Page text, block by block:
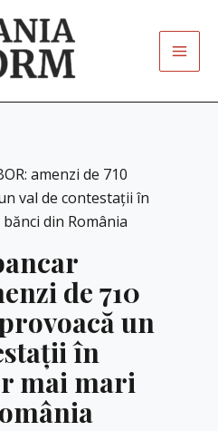
amenzi de 710
val de contestații în
din România
de 710
un
în
mai mari